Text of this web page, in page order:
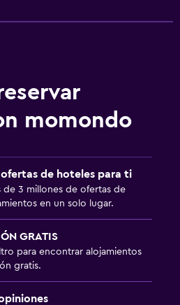
momondo
ofertas de hoteles para ti
de 3 millones de ofertas de
en un solo lugar.
GRATIS
para encontrar alojamientos
gratis.